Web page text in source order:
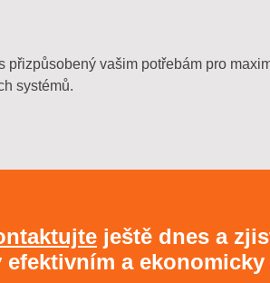
vašim potřebám pro
systémů.
ještě dnes a
a